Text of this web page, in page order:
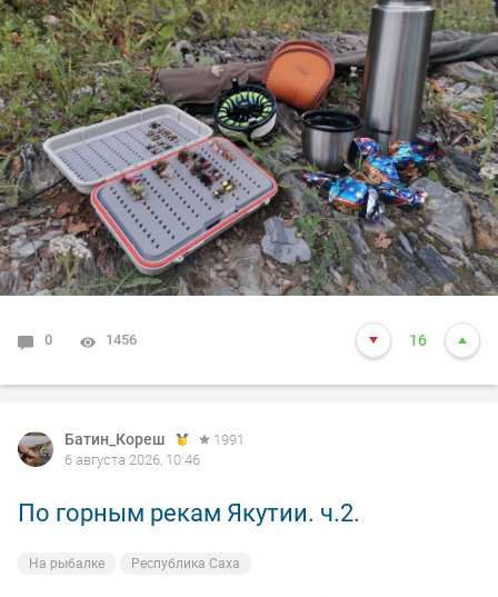
0 1456 16
Батин_Кореш
1991
6 августа 2026, 10:46
По горным рекам Якутии. ч.2.
На рыбалке Республика Саха